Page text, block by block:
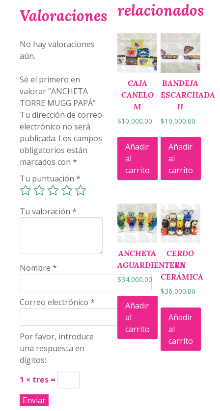
Valoraciones
No hay valoraciones
aún.
Sé el primero en
valorar “ANCHETA
TORRE MUGG PAPÁ”
Tu dirección de correo
electrónico no será
publicada. Los campos
obligatorios están
marcados con *
Tu puntuación *
Tu valoración *
Nombre *
Correo electrónico *
Por favor, introduce
una respuesta en
dígitos:
1 × tres =
relacionados
CAJA
CANELO
M
$10,000.00
Añadir
al
carrito
BANDEJA
ESCARCHADA
II
$10,000.00
Añadir
al
carrito
ANCHETA
AGUARDIENTERA
$34,000.00
Añadir
al
carrito
CERDO
EN
CERÁMICA
$36,000.00
Añadir
al
carrito